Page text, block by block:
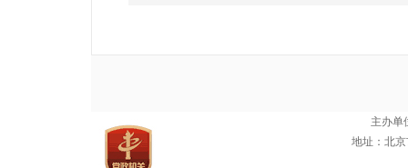
主办
地址：北